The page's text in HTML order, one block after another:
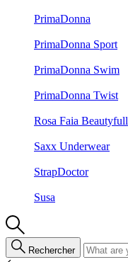
PrimaDonna
PrimaDonna Sport
PrimaDonna Swim
PrimaDonna Twist
Rosa Faia Beautyfull
Saxx Underwear
StrapDoctor
Susa
Rechercher